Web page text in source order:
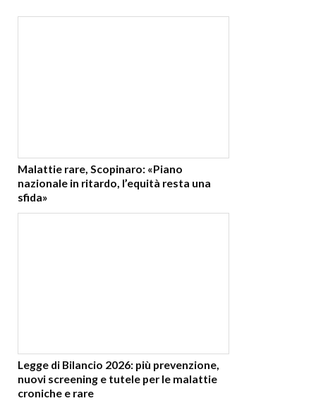
Malattie rare, Scopinaro: «Piano
nazionale in ritardo, l’equità resta una
sfida»
Legge di Bilancio 2026: più prevenzione,
nuovi screening e tutele per le malattie
croniche e rare